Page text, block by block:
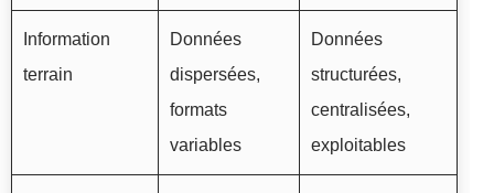
Information
terrain
Données
dispersées,
formats
variables
Données
structurées,
centralisées,
exploitables